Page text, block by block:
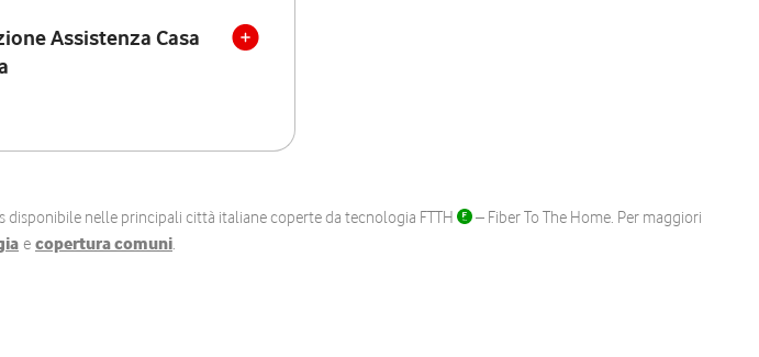
Assistenza Casa
disponibile nelle principali città italiane coperte da tecnologia FTTH
– Fiber To The Home. Per maggiori
e copertura comuni.